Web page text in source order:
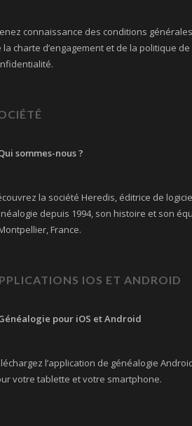
connaissance des conditions
la charte d’engagement et de la politique de
sommes-nous ?
la société Heredis, éditrice de
depuis 1994, son histoire et son
France.
IOS ET ANDROID
pour iOS et Android
l’application de généalogie
votre tablette et votre smartphone.